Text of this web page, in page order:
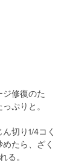
修復のた
ぷりと。
切り1/4コく
たら、ざく
る。